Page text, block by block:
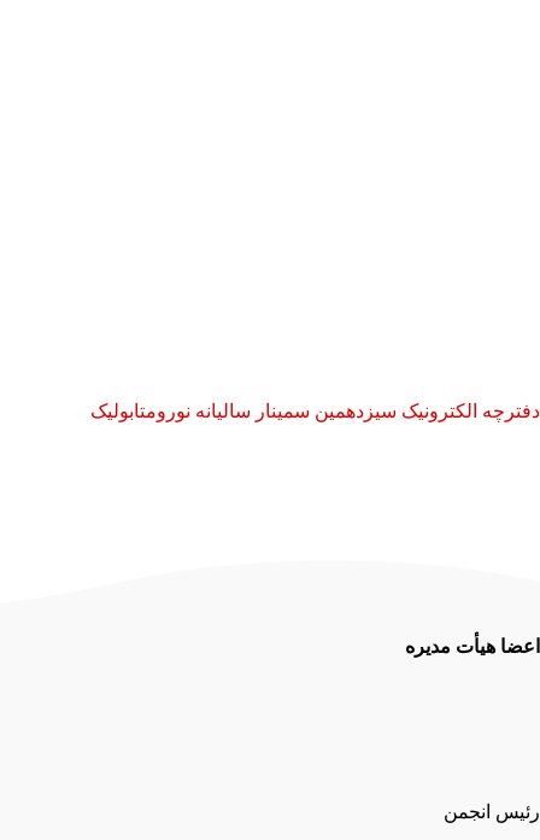
دفترچه الکترونیک سیزدهمین سمینار سالیانه نورومتابولیک
اعضا هیأت مدیره
رئیس انجمن